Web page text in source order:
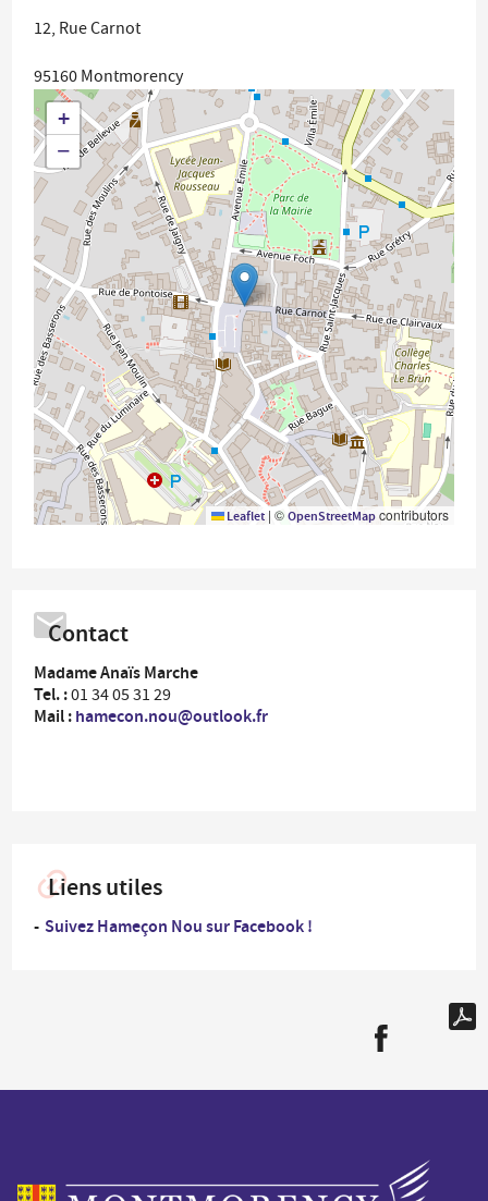
12, Rue Carnot
95160 Montmorency
+
−
Leaflet | ©OpenStreetMapcontributors
Contact
Madame Anaïs Marche
Tel. :01 34 05 31 29
Mail :hamecon.nou@outlook.fr
Liens utiles
Suivez Hameçon Nou sur Facebook !